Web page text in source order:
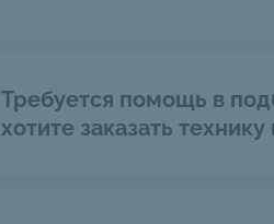
Требуется помощь в
хотите заказать